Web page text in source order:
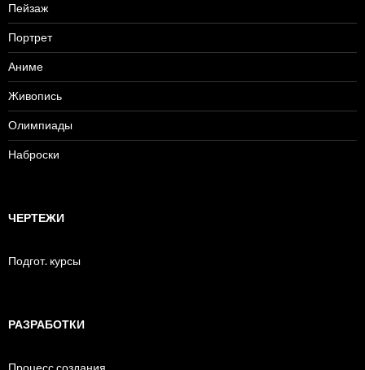
Пейзаж
Портрет
Аниме
Живопись
Олимпиады
Наброски
ЧЕРТЕЖИ
Подгот. курсы
РАЗРАБОТКИ